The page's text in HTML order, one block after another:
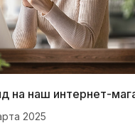
на наш интернет-
2025